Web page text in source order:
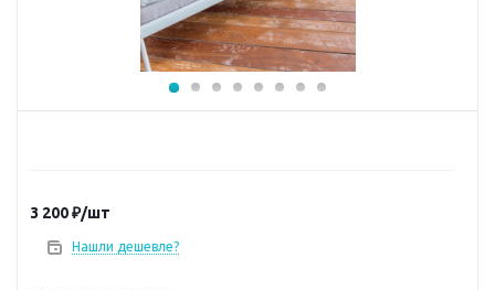
3 200₽/шт
Нашли дешевле?